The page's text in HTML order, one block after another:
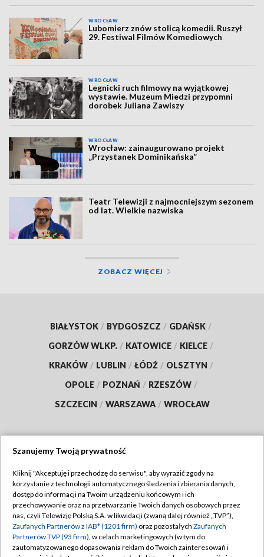
WROCŁAW
Lubomierz znów stolicą komedii. Ruszył
29. Festiwal Filmów Komediowych
WROCŁAW
Legnicki ruch filmowy na wyjątkowej
wystawie. Muzeum Miedzi przypomni
dorobek Juliana Zawiszy
WROCŁAW
Wrocław: zainaugurowano projekt
„Przystanek Dominikańska”
Teatr Telewizji z najmocniejszym sezonem
od lat. Wielkie nazwiska
ZOBACZ WIĘCEJ
BIAŁYSTOK / BYDGOSZCZ / GDAŃSK /
GORZÓW WLKP. / KATOWICE / KIELCE /
KRAKÓW / LUBLIN / ŁÓDŹ / OLSZTYN /
OPOLE / POZNAŃ / RZESZÓW /
SZCZECIN / WARSZAWA / WROCŁAW
TVP
Abonament TVP
Emisja w TVP
Centrum informacji TVP
Regulamin TVP
Polityka prywatności
Moje zgody
Szanujemy Twoją prywatność
Kliknij "Akceptuję i przechodzę do serwisu", aby wyrazić zgody na
korzystanie z technologii automatycznego śledzenia i zbierania danych,
dostęp do informacji na Twoim urządzeniu końcowym i ich
przechowywanie oraz na przetwarzanie Twoich danych osobowych przez
nas, czyli Telewizję Polską S.A. w likwidacji (zwaną dalej również „TVP”),
Zaufanych Partnerów z IAB* (1201 firm) oraz pozostałych Zaufanych
Partnerów TVP (93 firm), w celach marketingowych (w tym do
zautomatyzowanego dopasowania reklam do Twoich zainteresowań i